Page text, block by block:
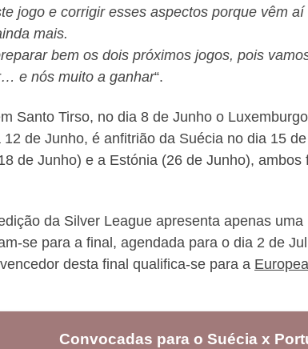
jogo e corrigir esses aspectos porque vêm
mais.
bem os dois próximos jogos, pois
e nós muito a ganhar“.
Santo Tirso, no dia 8 de Junho o
de Junho, é anfitrião da Suécia no dia 15
de Junho) e a Estónia (26 de Junho),
da Silver League apresenta apenas
se para a final, agendada para o dia 2 de
desta final qualifica-se para a
Convocadas para o Suécia x